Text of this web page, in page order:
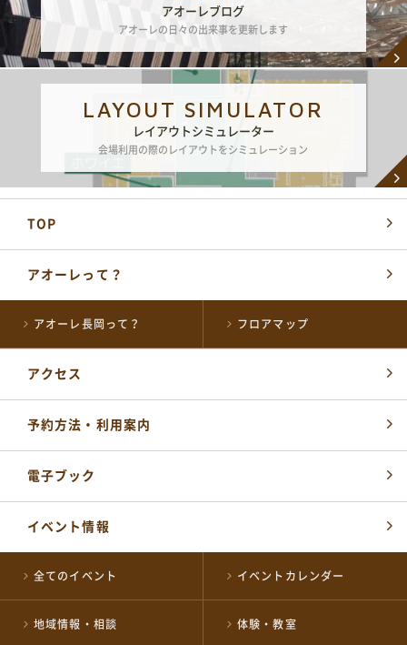
アオーレブログ
アオーレの日々の出来事を更新します
LAYOUT SIMULATOR
レイアウトシミュレーター
会場利用の際のレイアウトをシミュレーション
TOP
アオーレって？
アオーレ長岡って？ フロアマップ
アクセス
予約方法・利用案内
電子ブック
イベント情報
全てのイベント イベントカレンダー
地域情報・相談 体験・教室
各届出・証明書発行など
長岡市役所総合窓口
TEL 0258-35-1122 (代表)
開館時間：
土・祝 午前9時～午後5時
※日曜日と祝日が重なる場合は、お休みとなります
NPO 法人ながおか未来創造ネットワーク
TEL 0258-39-2500